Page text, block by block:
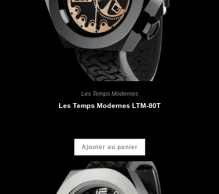
Les Temps Modernes
Les Temps Modernes LTM-80T
Ajouter au panier